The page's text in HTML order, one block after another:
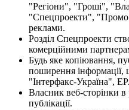
"Регіони", "Гроші",
"Спецпроекти",
реклами.
Розділ Спецпроекти
комерційними
Будь яке копіювання,
поширення інформації,
"Інтерфакс-Україна",
Власник веб-сторінки в
публікації.